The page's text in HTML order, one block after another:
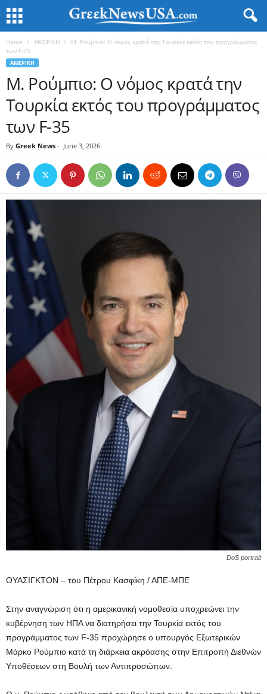
Home ΑΜΕΡΙΚΗ
Μ. Ρούμπιο: Ο νόμος κρατά την Τουρκία εκτός του προγράμματος
των F-35
ΑΜΕΡΙΚΗ
Μ. Ρούμπιο: Ο νόμος κρατά την
Τουρκία εκτός του προγράμματος
των F-35
By Greek News - June 3, 2026
DoS portrait
ΟΥΑΣΙΓΚΤΟΝ – του Πέτρου Κασφίκη / ΑΠΕ-ΜΠΕ
Στην αναγνώριση ότι η αμερικανική νομοθεσία υποχρεώνει την
κυβέρνηση των ΗΠΑ να διατηρήσει την Τουρκία εκτός του
προγράμματος των F-35 προχώρησε ο υπουργός Εξωτερικών
Μάρκο Ρούμπιο κατά τη διάρκεια ακρόασης στην Επιτροπή Διεθνών
Υποθέσεων στη Βουλή των Αντιπροσώπων.